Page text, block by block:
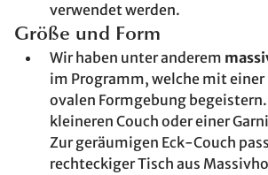
verwendet werden.
Größe und Form
Wir haben unter anderem
im Programm, welche mit
ovalen Formgebung begeistern.
kleineren Couch oder einer
Zur geräumigen Eck-Couch
rechteckiger Tisch aus